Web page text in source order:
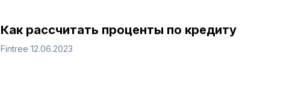
Как рассчитать проценты по кредиту
Fintree 12.06.2023